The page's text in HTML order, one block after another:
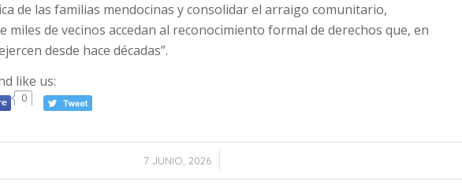
de las familias mendocinas y consolidar el arraigo comunitario,
miles de vecinos accedan al reconocimiento formal de derechos que, en
desde hace décadas”.
like us:
0
7 JUNIO, 2026
/